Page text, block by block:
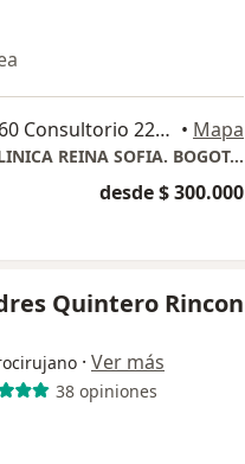
Avenida Calle 127 21-60 Consultorio 222. Clinica Reina Sofía, Bogotá • Mapa
CONSULTA PRIVADA. CLINICA REINA SOFIA. BOGOTA COLOMBIA
desde $ 300.000
Quintero Rincon
· Ver más
38 opiniones